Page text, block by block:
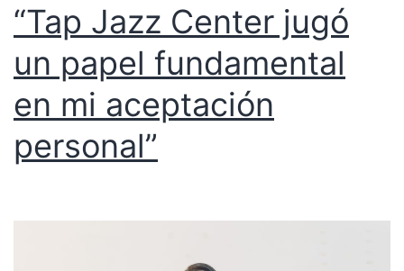
“Tap Jazz Center jugó
un papel fundamental
en mi aceptación
personal”